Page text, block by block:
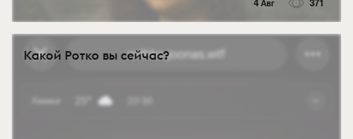
Какой Ротко вы сейчас?